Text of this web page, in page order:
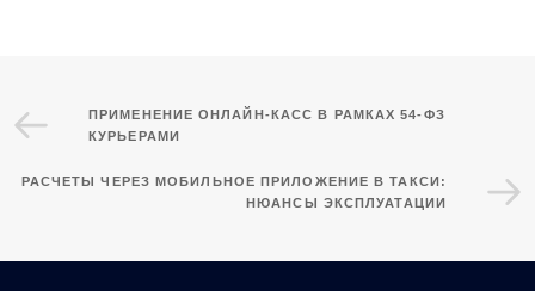
ПРИМЕНЕНИЕ ОНЛАЙН-КАСС В РАМКАХ 54-ФЗ
КУРЬЕРАМИ
РАСЧЕТЫ ЧЕРЕЗ МОБИЛЬНОЕ ПРИЛОЖЕНИЕ В ТАКСИ:
НЮАНСЫ ЭКСПЛУАТАЦИИ